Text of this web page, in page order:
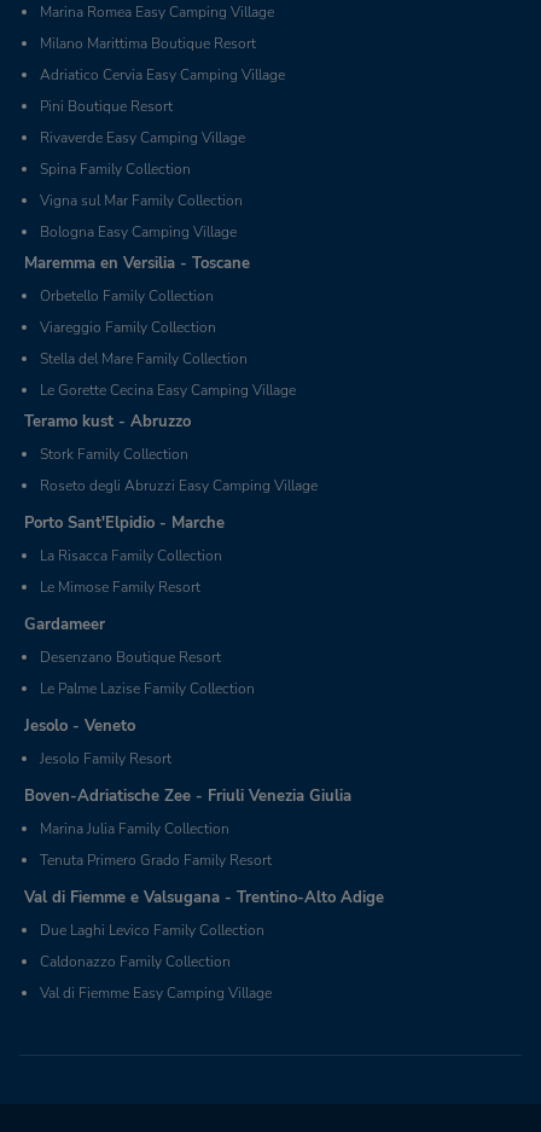
Marina Romea Easy Camping Village
Milano Marittima Boutique Resort
Adriatico Cervia Easy Camping Village
Pini Boutique Resort
Rivaverde Easy Camping Village
Spina Family Collection
Vigna sul Mar Family Collection
Bologna Easy Camping Village
Maremma en Versilia - Toscane
Orbetello Family Collection
Viareggio Family Collection
Stella del Mare Family Collection
Le Gorette Cecina Easy Camping Village
Teramo kust - Abruzzo
Stork Family Collection
Roseto degli Abruzzi Easy Camping Village
Porto Sant'Elpidio - Marche
La Risacca Family Collection
Le Mimose Family Resort
Gardameer
Desenzano Boutique Resort
Le Palme Lazise Family Collection
Jesolo - Veneto
Jesolo Family Resort
Boven-Adriatische Zee - Friuli Venezia Giulia
Marina Julia Family Collection
Tenuta Primero Grado Family Resort
Val di Fiemme e Valsugana - Trentino-Alto Adige
Due Laghi Levico Family Collection
Caldonazzo Family Collection
Val di Fiemme Easy Camping Village